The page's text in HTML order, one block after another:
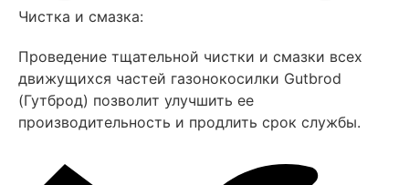
Чистка и смазка:
Проведение тщательной чистки и смазки всех
движущихся частей газонокосилки Gutbrod
(Гутброд) позволит улучшить ее
производительность и продлить срок службы.